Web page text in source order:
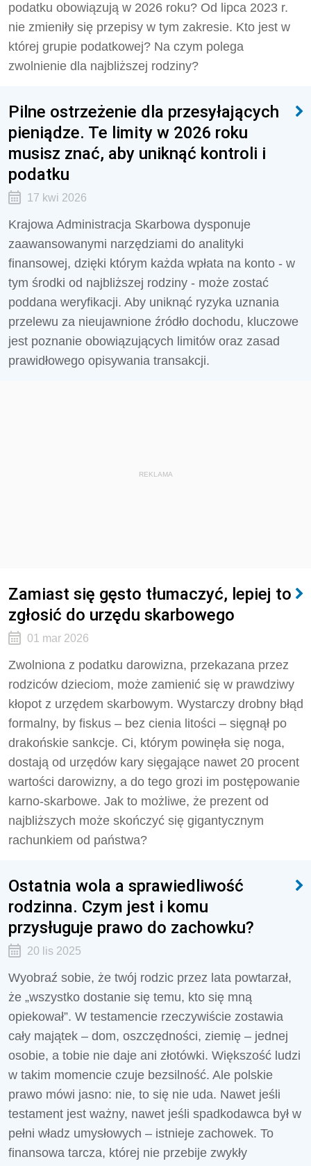
podatku obowiązują w 2026 roku? Od lipca 2023 r.
nie zmieniły się przepisy w tym zakresie. Kto jest w
której grupie podatkowej? Na czym polega
zwolnienie dla najbliższej rodziny?
Pilne ostrzeżenie dla przesyłających
pieniądze. Te limity w 2026 roku
musisz znać, aby uniknąć kontroli i
podatku
17 kwi 2026
Krajowa Administracja Skarbowa dysponuje
zaawansowanymi narzędziami do analityki
finansowej, dzięki którym każda wpłata na konto - w
tym środki od najbliższej rodziny - może zostać
poddana weryfikacji. Aby uniknąć ryzyka uznania
przelewu za nieujawnione źródło dochodu, kluczowe
jest poznanie obowiązujących limitów oraz zasad
prawidłowego opisywania transakcji.
REKLAMA
Zamiast się gęsto tłumaczyć, lepiej to
zgłosić do urzędu skarbowego
01 mar 2026
Zwolniona z podatku darowizna, przekazana przez
rodziców dzieciom, może zamienić się w prawdziwy
kłopot z urzędem skarbowym. Wystarczy drobny błąd
formalny, by fiskus – bez cienia litości – sięgnął po
drakońskie sankcje. Ci, którym powinęła się noga,
dostają od urzędów kary sięgające nawet 20 procent
wartości darowizny, a do tego grozi im postępowanie
karno-skarbowe. Jak to możliwe, że prezent od
najbliższych może skończyć się gigantycznym
rachunkiem od państwa?
Ostatnia wola a sprawiedliwość
rodzinna. Czym jest i komu
przysługuje prawo do zachowku?
20 lis 2025
Wyobraź sobie, że twój rodzic przez lata powtarzał,
że „wszystko dostanie się temu, kto się mną
opiekował”. W testamencie rzeczywiście zostawia
cały majątek – dom, oszczędności, ziemię – jednej
osobie, a tobie nie daje ani złotówki. Większość ludzi
w takim momencie czuje bezsilność. Ale polskie
prawo mówi jasno: nie, to się nie uda. Nawet jeśli
testament jest ważny, nawet jeśli spadkodawca był w
pełni władz umysłowych – istnieje zachowek. To
finansowa tarcza, której nie przebije zwykły